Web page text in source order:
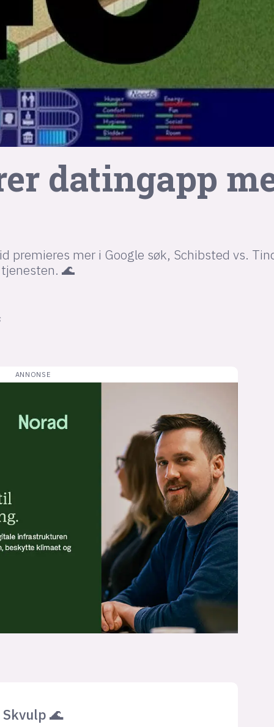
datingapp
mer i Google søk, Schibsted vs.
🌊
Skvulp 🌊